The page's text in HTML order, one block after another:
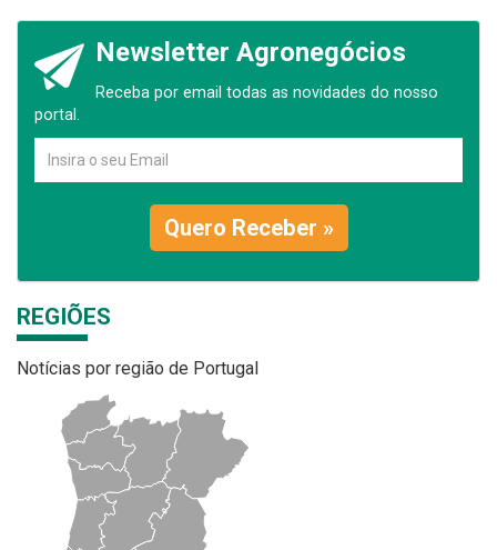
Newsletter Agronegócios
Receba por email todas as novidades do nosso
portal.
Quero Receber »
REGIÕES
Notícias por região de Portugal